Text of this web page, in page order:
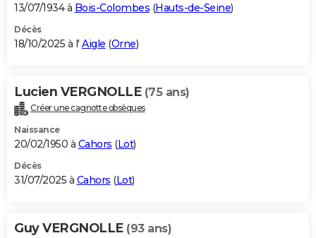
13/07/1934 à Bois-Colombes (Hauts-de-Seine)
Décès
18/10/2025 à l' Aigle (Orne)
Lucien VERGNOLLE (75 ans)
Créer une cagnotte obsèques
Naissance
20/02/1950 à Cahors (Lot)
Décès
31/07/2025 à Cahors (Lot)
Guy VERGNOLLE (93 ans)